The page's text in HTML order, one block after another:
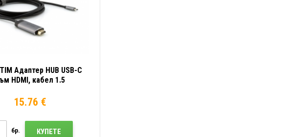
Адаптер HUB USB-C
HDMI, кабел 1.5
15.76 €
бр. КУПЕТЕ